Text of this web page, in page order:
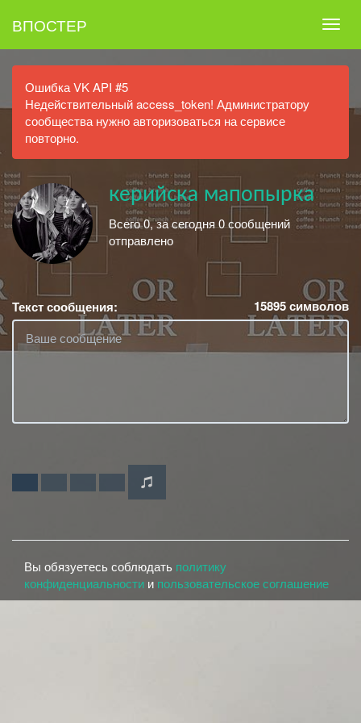
ВПОСТЕР
Ошибка VK API #5
Недействительный access_token! Администратору
сообщества нужно авторизоваться на сервисе
повторно.
керийска мапопырка
Всего 0, за сегодня 0 сообщений
отправлено
Текст сообщения: 15895символов
Вы обязуетесь соблюдать политику
конфиденциальности и пользовательское соглашение